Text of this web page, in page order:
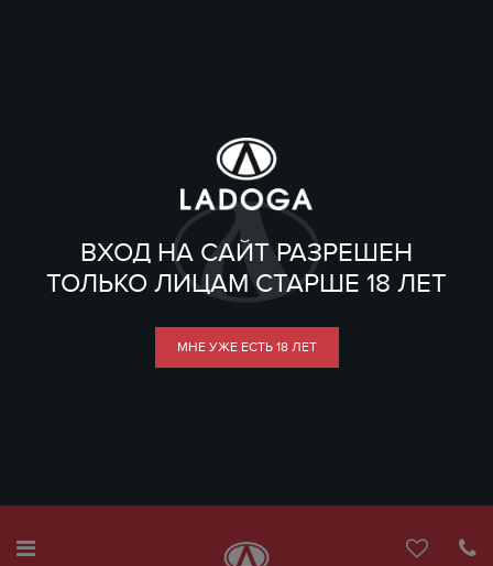
ВХОД НА САЙТ РАЗРЕШЕН
ТОЛЬКО ЛИЦАМ СТАРШЕ 18 ЛЕТ
МНЕ УЖЕ ЕСТЬ 18 ЛЕТ